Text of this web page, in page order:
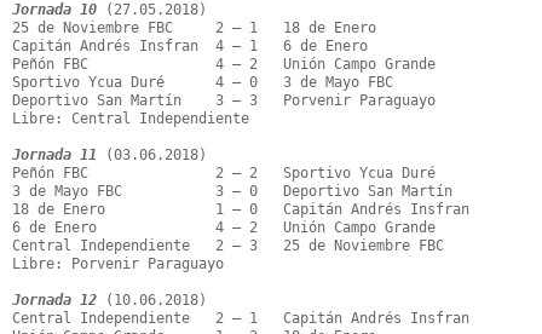
Jornada 10 (27.05.2018)
25 de Noviembre FBC     2 – 1   18 de Enero
Capitán Andrés Insfran  4 – 1   6 de Enero
Peñón FBC               4 – 2   Unión Campo Grande
Sportivo Ycua Duré      4 – 0   3 de Mayo FBC
Deportivo San Martín    3 – 3   Porvenir Paraguayo
Libre: Central Independiente
Jornada 11 (03.06.2018)
Peñón FBC               2 – 2   Sportivo Ycua Duré
3 de Mayo FBC           3 – 0   Deportivo San Martín
18 de Enero             1 – 0   Capitán Andrés Insfran
6 de Enero              4 – 2   Unión Campo Grande
Central Independiente   2 – 3   25 de Noviembre FBC
Libre: Porvenir Paraguayo
Jornada 12 (10.06.2018)
Central Independiente   2 – 1   Capitán Andrés Insfran